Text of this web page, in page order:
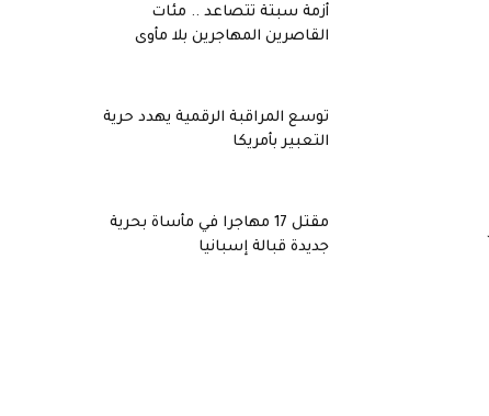
أزمة سبتة تتصاعد .. مئات
القاصرين المهاجرين بلا مأوى
توسع المراقبة الرقمية يهدد حرية
التعبير بأمريكا
مقتل 17 مهاجرا في مأساة بحرية
جديدة قبالة إسبانيا